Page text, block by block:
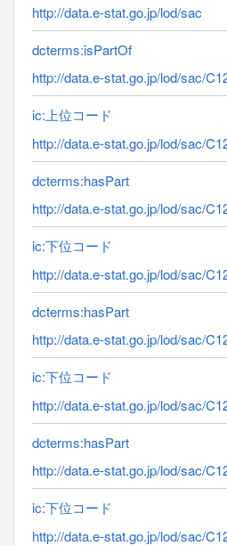
http://data.e-stat.go.jp/lod/sac
dcterms:isPartOf
http://data.e-stat.go.jp/lod/sac/
ic:上位コード
http://data.e-stat.go.jp/lod/sac/
dcterms:hasPart
http://data.e-stat.go.jp/lod/sac/
ic:下位コード
http://data.e-stat.go.jp/lod/sac/
dcterms:hasPart
http://data.e-stat.go.jp/lod/sac/
ic:下位コード
http://data.e-stat.go.jp/lod/sac/
dcterms:hasPart
http://data.e-stat.go.jp/lod/sac/
ic:下位コード
http://data.e-stat.go.jp/lod/sac/